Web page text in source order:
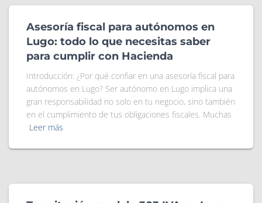
Asesoría fiscal para autónomos en
Lugo: todo lo que necesitas saber
para cumplir con Hacienda
Introducción: ¿Por qué confiar en una asesoría fiscal para
autónomos en Lugo? Ser autónomo en Lugo implica una
gran responsabilidad no solo en tu negocio, sino también
en el cumplimiento de tus obligaciones fiscales. Muchas
Leer más